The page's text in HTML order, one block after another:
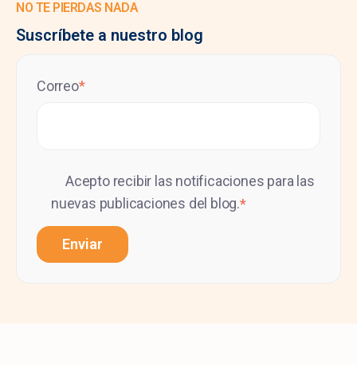
NO TE PIERDAS NADA
Suscríbete a nuestro blog
Correo*
Acepto recibir las notificaciones para las
nuevas publicaciones del blog.*